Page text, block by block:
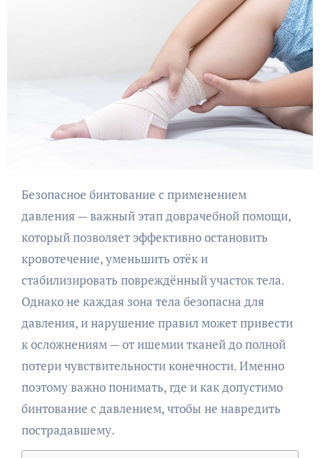
Безопасное бинтование с применением
давления — важный этап доврачебной помощи,
который позволяет эффективно остановить
кровотечение, уменьшить отёк и
стабилизировать повреждённый участок тела.
Однако не каждая зона тела безопасна для
давления, и нарушение правил может привести
к осложнениям — от ишемии тканей до полной
потери чувствительности конечности. Именно
поэтому важно понимать, где и как допустимо
бинтование с давлением, чтобы не навредить
пострадавшему.